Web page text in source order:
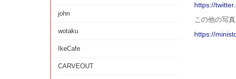
https://
この他の写
https://
john
wotaku
IkeCafe
CARVEOUT